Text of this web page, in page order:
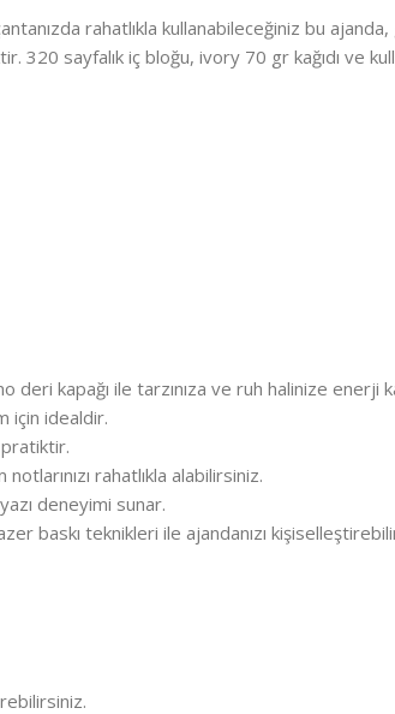
rahatlıkla kullanabileceğiniz bu
320 sayfalık iç bloğu, ivory 70 gr kağıdı ve
deri kapağı ile tarzınıza ve ruh halinize enerji
için idealdir.
pratiktir.
rahatlıkla alabilirsiniz.
deneyimi sunar.
baskı teknikleri ile ajandanızı